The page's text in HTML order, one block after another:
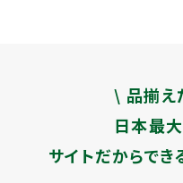
\ 品揃え
日本最
サイトだからで